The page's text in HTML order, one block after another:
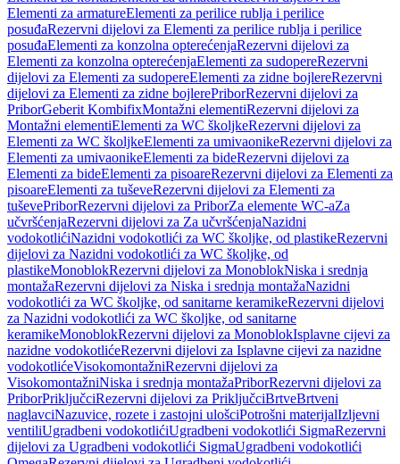
Elementi za armatureElementi za perilice rublja i perilice
posuđaRezervni dijelovi za Elementi za perilice rublja i perilice
posuđaElementi za konzolna opterećenjaRezervni dijelovi za
Elementi za konzolna opterećenjaElementi za sudopereRezervni
dijelovi za Elementi za sudopereElementi za zidne bojlereRezervni
dijelovi za Elementi za zidne bojlerePriborRezervni dijelovi za
PriborGeberit KombifixMontažni elementiRezervni dijelovi za
Montažni elementiElementi za WC školjkeRezervni dijelovi za
Elementi za WC školjkeElementi za umivaonikeRezervni dijelovi za
Elementi za umivaonikeElementi za bideRezervni dijelovi za
Elementi za bideElementi za pisoareRezervni dijelovi za Elementi za
pisoareElementi za tuševeRezervni dijelovi za Elementi za
tuševePriborRezervni dijelovi za PriborZa elemente WC-aZa
učvršćenjaRezervni dijelovi za Za učvršćenjaNazidni
vodokotlićiNazidni vodokotlići za WC školjke, od plastikeRezervni
dijelovi za Nazidni vodokotlići za WC školjke, od
plastikeMonoblokRezervni dijelovi za MonoblokNiska i srednja
montažaRezervni dijelovi za Niska i srednja montažaNazidni
vodokotlići za WC školjke, od sanitarne keramikeRezervni dijelovi
za Nazidni vodokotlići za WC školjke, od sanitarne
keramikeMonoblokRezervni dijelovi za MonoblokIsplavne cijevi za
nazidne vodokotlićeRezervni dijelovi za Isplavne cijevi za nazidne
vodokotlićeVisokomontažniRezervni dijelovi za
VisokomontažniNiska i srednja montažaPriborRezervni dijelovi za
PriborPriključciRezervni dijelovi za PriključciBrtveBrtveni
naglavciNazuvice, rozete i zastojni ulošciPotrošni materijalIzljevni
ventiliUgradbeni vodokotlićiUgradbeni vodokotlići SigmaRezervni
dijelovi za Ugradbeni vodokotlići SigmaUgradbeni vodokotlići